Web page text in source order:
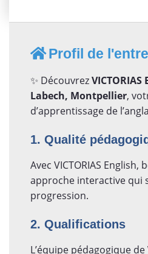
Profil de
✨ DécouvrezVICTORIAS
Labech, Montpellier,
d’apprentissage de
1. Qualité
Avec VICTORIAS English,
approche interactive qui
progression.
2. Qualifications
L’équipe pédagogique de